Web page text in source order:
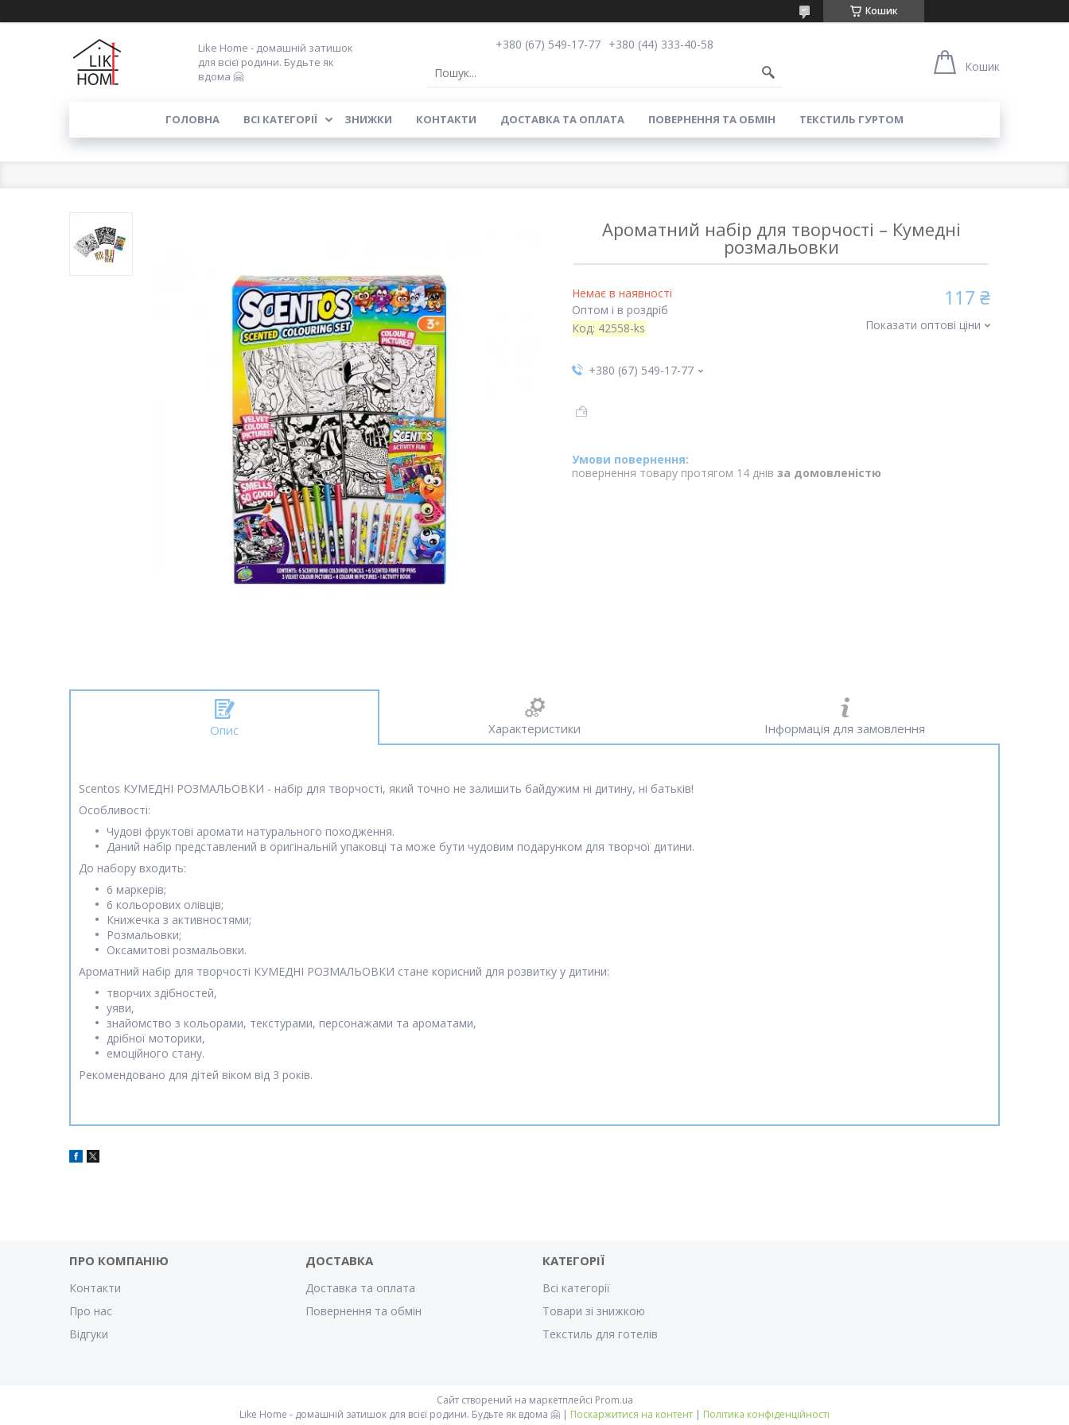
Кошик
Like Home - домашній затишок
для всієї родини. Будьте як
вдома 🤗
+380 (67) 549-17-77 +380 (44) 333-40-58
Кошик
ГОЛОВНА ВСІ КАТЕГОРІЇ ЗНИЖКИ КОНТАКТИ ДОСТАВКА ТА ОПЛАТА ПОВЕРНЕННЯ ТА ОБМІН ТЕКСТИЛЬ ГУРТОМ
Ароматний набір для творчості – Кумедні
розмальовки
Немає в наявності
Оптом і в роздріб
Код: 42558-ks
117 ₴
Показати оптові ціни
+380 (67) 549-17-77
повернення товару протягом 14 днів за домовленістю
Опис Характеристики Інформація для замовлення
Scentos КУМЕДНІ РОЗМАЛЬОВКИ - набір для творчості, який точно не залишить байдужим ні дитину, ні батьків!
Особливості:
Чудові фруктові аромати натурального походження.
Даний набір представлений в оригінальній упаковці та може бути чудовим подарунком для творчої дитини.
До набору входить:
6 маркерів;
6 кольорових олівців;
Книжечка з активностями;
Розмальовки;
Оксамитові розмальовки.
Ароматний набір для творчості КУМЕДНІ РОЗМАЛЬОВКИ стане корисний для розвитку у дитини:
творчих здібностей,
уяви,
знайомство з кольорами, текстурами, персонажами та ароматами,
дрібної моторики,
емоційного стану.
Рекомендовано для дітей віком від 3 років.
ПРО КОМПАНІЮ
Контакти
Про нас
Відгуки
ДОСТАВКА
Доставка та оплата
Повернення та обмін
КАТЕГОРІЇ
Всі категорії
Товари зі знижкою
Текстиль для готелів
Сайт створений на маркетплейсі Prom.ua
Like Home - домашній затишок для всієї родини. Будьте як вдома 🤗 | Поскаржитися на контент | Політика конфіденційності